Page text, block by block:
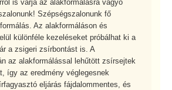
is várja az alakformálásra vágyó
Szépségszalonunk fő
Az alakformáláson és
különféle kezeléseket próbálhat ki a
a zsigeri zsírbontást is. A
az alakformálással lehűtött zsírsejtek
így az eredmény véglegesnek
eljárás fájdalommentes, és